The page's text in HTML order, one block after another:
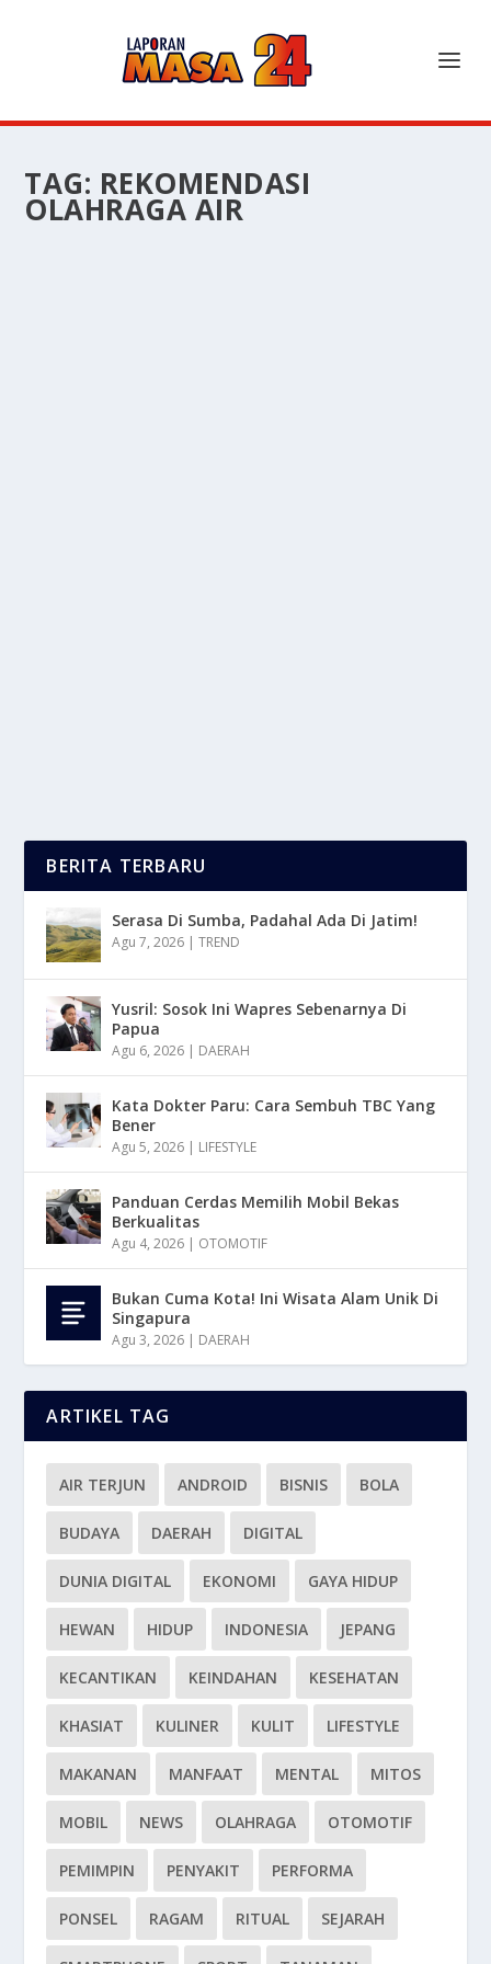
TAG: REKOMENDASI
OLAHRAGA AIR
BERITA TERBARU
Serasa Di Sumba, Padahal Ada Di Jatim!
Agu 7, 2026 |TREND
Yusril: Sosok Ini Wapres Sebenarnya Di
Papua
Agu 6, 2026 | DAERAH
Kata Dokter Paru: Cara Sembuh TBC Yang
Bener
Agu 5, 2026 | LIFESTYLE
Panduan Cerdas Memilih Mobil Bekas
Berkualitas
Agu 4, 2026 | OTOMOTIF
Bukan Cuma Kota! Ini Wisata Alam Unik Di
Singapura
Agu 3, 2026 | DAERAH
ARTIKEL TAG
AIR TERJUN ANDROID BISNIS BOLA
BUDAYA DAERAH DIGITAL
DUNIA DIGITAL EKONOMI GAYA HIDUP
HEWAN HIDUP INDONESIA JEPANG
KECANTIKAN KEINDAHAN KESEHATAN
KHASIAT KULINER KULIT LIFESTYLE
MAKANAN MANFAAT MENTAL MITOS
MOBIL NEWS OLAHRAGA OTOMOTIF
PEMIMPIN PENYAKIT PERFORMA
PONSEL RAGAM RITUAL SEJARAH